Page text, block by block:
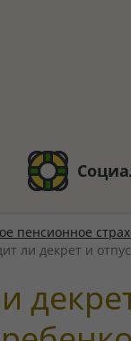
пенсионное
ли декрет и